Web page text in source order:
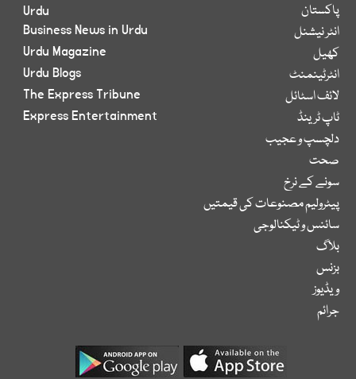
پاکستان
انٹر نیشنل
کھیل
انٹرٹینمنٹ
لائف اسٹائل
ٹاپ ٹرینڈ
دلچسپ و عجیب
صحت
سونے کے نرخ
پیٹرولیم مصنوعات کی قیمتیں
سائنس و ٹیکنالوجی
بلاگ
بزنس
ویڈیوز
جرائم
Urdu
Business News in Urdu
Urdu Magazine
Urdu Blogs
The Express Tribune
Express Entertainment